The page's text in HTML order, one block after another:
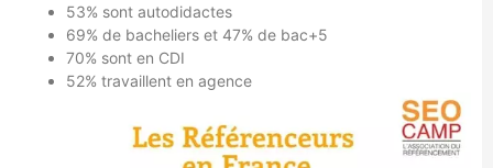
53% sont autodidactes
69% de bacheliers et 47% de bac+5
70% sont en CDI
52% travaillent en agence